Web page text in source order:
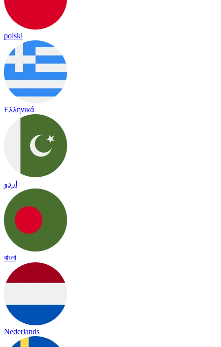
polski
Ελληνικά
اردو
বাংলা
Nederlands